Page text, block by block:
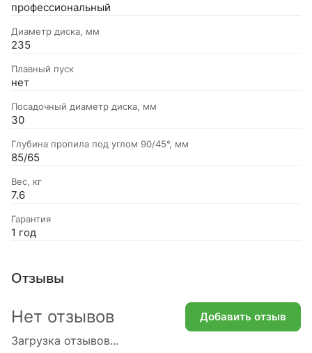
профессиональный
Диаметр диска, мм
235
Плавный пуск
нет
Посадочный диаметр диска, мм
30
Глубина пропила под углом 90/45°, мм
85/65
Вес, кг
7.6
Гарантия
1 год
Отзывы
Загрузка отзывов...
Нет отзывов Добавить отзыв